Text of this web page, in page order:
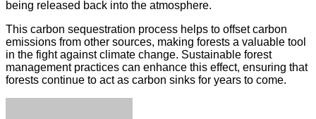
being released back into the atmosphere.
This carbon sequestration process helps to offset carbon
emissions from other sources, making forests a valuable tool
in the fight against climate change. Sustainable forest
management practices can enhance this effect, ensuring that
forests continue to act as carbon sinks for years to come.